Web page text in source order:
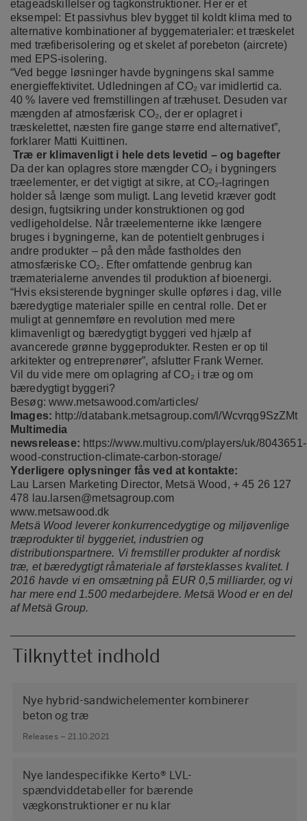
etageadskillelser og tagkonstruktioner. Her er et
eksempel: Et passivhus blev bygget til koldt klima med to
alternative kombinationer af byggematerialer: et træskelet
med træfiberisolering og et skelet af porebeton (aircrete)
med EPS-isolering.
“Ved begge løsninger havde bygningens skal samme
energieffektivitet. Udledningen af CO₂ var imidlertid ca.
40 % lavere ved fremstillingen af træhuset. Desuden var
mængden af atmosfærisk CO₂, der er oplagret i
træskelettet, næsten fire gange større end alternativet”,
forklarer Matti Kuittinen.
Træ er klimavenligt i hele dets levetid – og bagefter
Da der kan oplagres store mængder CO₂ i bygningers
træelementer, er det vigtigt at sikre, at CO₂-lagringen
holder så længe som muligt. Lang levetid kræver godt
design, fugtsikring under konstruktionen og god
vedligeholdelse. Når træelementerne ikke længere
bruges i bygningerne, kan de potentielt genbruges i
andre produkter – på den måde fastholdes den
atmosfæriske CO₂. Efter omfattende genbrug kan
træmaterialerne anvendes til produktion af bioenergi.
“Hvis eksisterende bygninger skulle opføres i dag, ville
bæredygtige materialer spille en central rolle. Det er
muligt at gennemføre en revolution med mere
klimavenligt og bæredygtigt byggeri ved hjælp af
avancerede grønne byggeprodukter. Resten er op til
arkitekter og entreprenører”, afslutter Frank Werner.
Vil du vide mere om oplagring af CO₂ i træ og om
bæredygtigt byggeri?
Besøg:www.metsawood.com/articles/
Images: http://databank.metsagroup.com/l/Wcvrqg9SzZMt
Multimedia
newsrelease: https://www.multivu.com/players/uk/8043651-
wood-construction-climate-carbon-storage/
Yderligere oplysninger fås ved at kontakte:
Lau Larsen Marketing Director, Metsä Wood, + 45 26 127
478 lau.larsen@metsagroup.com
www.metsawood.dk
Metsä Wood leverer konkurrencedygtige og miljøvenlige
træprodukter til byggeriet, industrien og
distributionspartnere. Vi fremstiller produkter af nordisk
træ, et bæredygtigt råmateriale af førsteklasses kvalitet. I
2016 havde vi en omsætning på EUR 0,5 milliarder, og vi
har mere end 1.500 medarbejdere. Metsä Wood er en del
af Metsä Group.
Tilknyttet indhold
Nye hybrid-sandwichelementer kombinerer
beton og træ
Releases – 21.10.2021
Nye landespecifikke Kerto® LVL-
spændviddetabeller for bærende
vægkonstruktioner er nu klar